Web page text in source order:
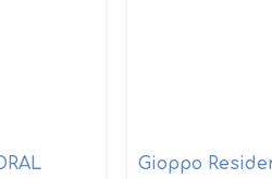
Gioppo